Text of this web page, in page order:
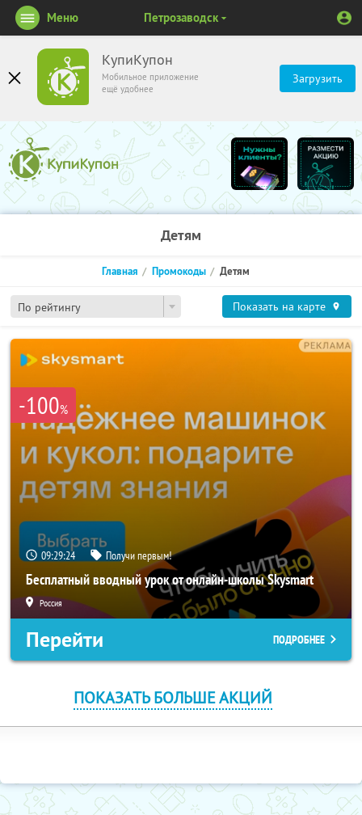
КупиКупон
Мобильное приложение
ещё удобнее
Загрузить
Меню Петрозаводск
Детям
По рейтингу
Главная Промокоды Детям
Показать на карте
-100%
09:29:24 Получи первым!
Бесплатный вводный урок от онлайн-школы Skysmart
Россия
Перейти ПОДРОБНЕЕ
ПОКАЗАТЬ БОЛЬШЕ АКЦИЙ